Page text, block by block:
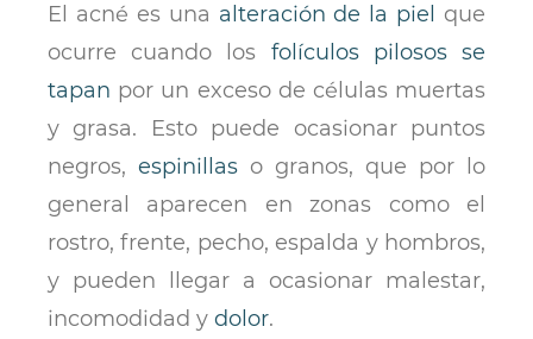
El acné es una alteración de la piel
que
ocurre cuando los folículos pilosos se
tapan por un exceso de células muertas
y grasa. Esto puede ocasionar puntos
negros, espinillas o granos, que por lo
general aparecen en zonas como el
rostro, frente, pecho, espalda y hombros,
y pueden llegar a ocasionar malestar,
incomodidad y dolor.